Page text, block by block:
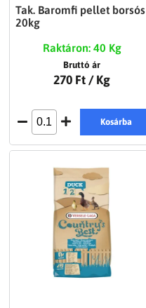
Tak. Baromfi pellet borsós
20kg
Raktáron: 40 Kg
Bruttó ár
270 Ft / Kg
Kosárba